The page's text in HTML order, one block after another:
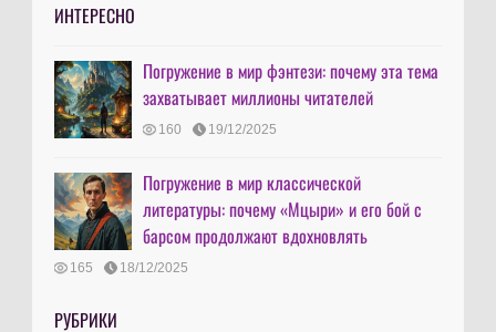
ИНТЕРЕСНО
Погружение в мир фэнтези: почему эта тема
захватывает миллионы читателей
160 19/12/2025
Погружение в мир классической
литературы: почему «Мцыри» и его бой с
барсом продолжают вдохновлять
165 18/12/2025
РУБРИКИ